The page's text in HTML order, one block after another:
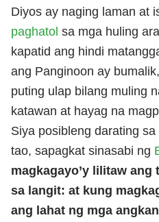
Diyos ay naging laman at
paghatol sa mga huling
kapatid ang hindi
ang Panginoon ay
puting ulap bilang muling
katawan at hayag na
Siya posibleng darating
tao, sapagkat sinasabi ng
magkagayo’y lilitaw ang
sa langit: at kung
ang lahat ng mga